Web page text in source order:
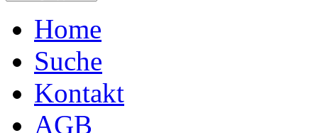
Home
Suche
Kontakt
AGB